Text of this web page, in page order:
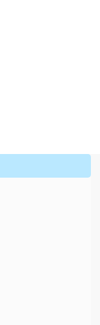
modules/
presentation/d/